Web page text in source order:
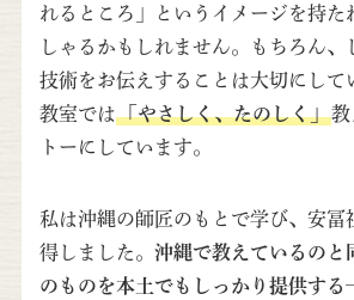
れるところ」というイメージを持た
しゃるかもしれません。もちろん、
技術をお伝えすることは大切にして
教室では「やさしく、たのしく」教
トーにしています。
私は沖縄の師匠のもとで学び、安冨
得しました。 沖縄で教えているのと
のものを本土でもしっかり提供する